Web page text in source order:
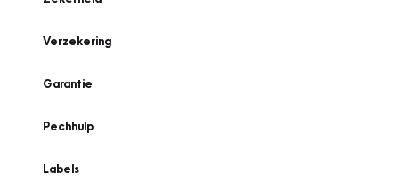
Verzekering
Garantie
Pechhulp
Labels